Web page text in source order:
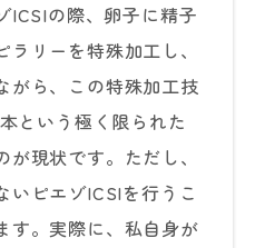
ICSIの際、卵子に精子
リーを特殊加工し、
がら、この特殊加工技
という極く限られた
現状です。ただし、
いピエゾICSIを行うこ
す。実際に、私自身が